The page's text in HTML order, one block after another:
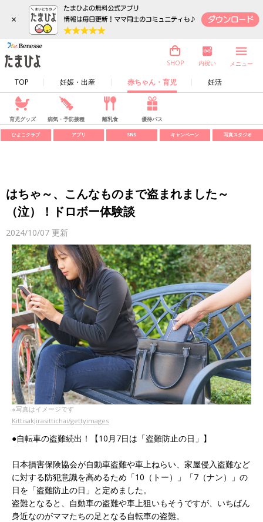
×
TOP 妊娠・出産 赤ちゃん・育児 妊活
SHOP 内祝い メニュー
育児グッズ 病気・予防接種 離乳食 優待パス
ひよこクラブ アプリ SNS キャンペーン 写真スタジオ
はちゃ～、こんなものまで盗まれました～
（泣）！ドロボー体験談
2024/10/07 更新
※写真はイメージです
KittisakJirasittichai/gettyimages
●自転車の盗難続出！【10月7日は「盗難防止の日」】
日本損害保険協会が自動車盗難や車上ねらい、家屋侵入盗難など
に対する防犯意識を高めるため「10（トー）」「7（ナン）」の
日を「盗難防止の日」と定めました。
盗難となると、自動車の盗難や車上狙いもそうですが、いちばん
身近なのがママたちの足となる自転車の盗難。